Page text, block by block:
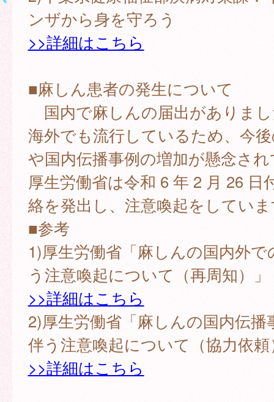
ンザから身を守ろう
>>詳細はこちら
■麻しん患者の発生について
国内で麻しんの届出がありま
海外でも流行しているため、今
や国内伝播事例の増加が懸念さ
厚生労働省は令和 6 年 2 月 26 日
絡を発出し、注意喚起をしてい
■参考
1)厚生労働省「麻しんの国内外で
う注意喚起について（再周知）」
>>詳細はこちら
2)厚生労働省「麻しんの国内伝播
伴う注意喚起について（協力依頼
>>詳細はこちら